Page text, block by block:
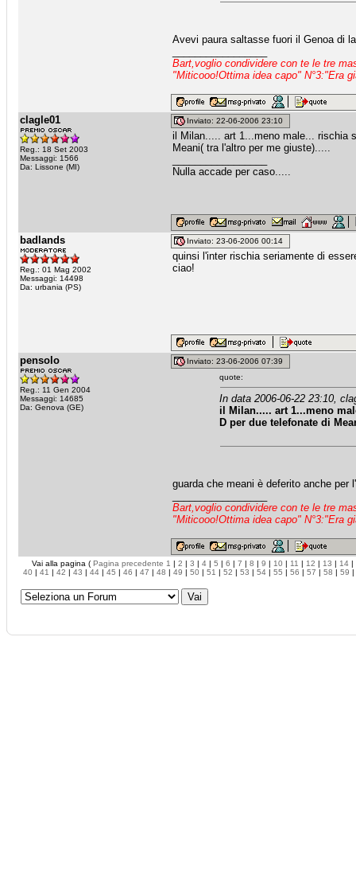
Avevi paura saltasse fuori il Genoa di
Bart,voglio condividere con te le tre
"Miticooo!Ottima idea capo" N°3:"Era
clagle01
Reg.: 18 Set 2003
Messaggi: 1566
Da: Lissone (MI)
Inviato: 22-06-2006 23:10
il Milan..... art 1...meno male... rischia
Meani( tra l'altro per me giuste).....
Nulla accade per caso.....
badlands
Reg.: 01 Mag 2002
Messaggi: 14498
Da: urbania (PS)
Inviato: 23-06-2006 00:14
quinsi l'inter rischia seriamente di
ciao!
pensolo
Reg.: 11 Gen 2004
Messaggi: 14685
Da: Genova (GE)
Inviato: 23-06-2006 07:39
quote:
In data 2006-06-22 23:10,
il Milan..... art 1...meno
D per due telefonate di
guarda che meani è deferito anche
Bart,voglio condividere con te le tre
"Miticooo!Ottima idea capo" N°3:"Era
Vai alla pagina ( Pagina precedente 1 | 2 | 3 | 4 | 5 | 6 | 7 | 8 | 9 | 10 | 11 | 12 | 13 | 14 |
40 | 41 | 42 | 43 | 44 | 45 | 46 | 47 | 48 | 49 | 50 | 51 | 52 | 53 | 54 | 55 | 56 | 57 | 58 | 59 |